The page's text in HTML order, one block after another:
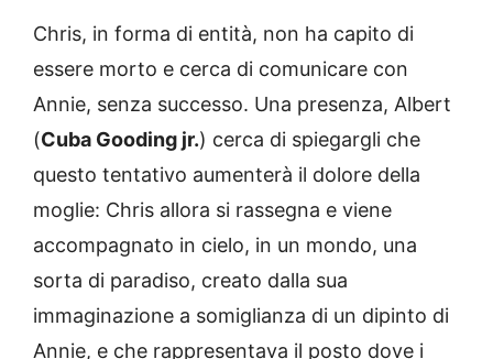
Chris, in forma di entità, non ha capito di
essere morto e cerca di comunicare con
Annie, senza successo. Una presenza, Albert
(Cuba Gooding jr.) cerca di spiegargli che
questo tentativo aumenterà il dolore della
moglie: Chris allora si rassegna e viene
accompagnato in cielo, in un mondo, una
sorta di paradiso, creato dalla sua
immaginazione a somiglianza di un dipinto di
Annie, e che rappresentava il posto dove i